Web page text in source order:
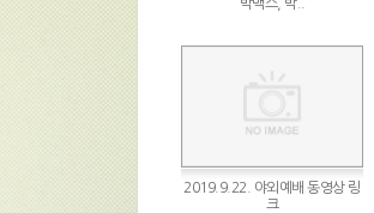
박맥스, 박..
2019.9.22. 야외예배 동영상 링
크